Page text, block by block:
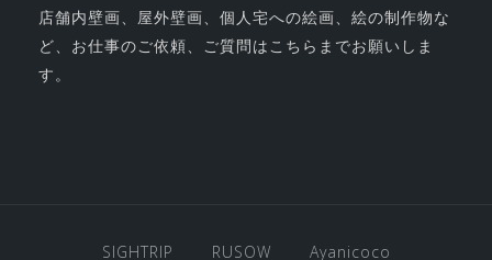
店舗内壁画、屋外壁画、個人宅への絵画、絵の制作物な
ど、お仕事のご依頼、ご質問はこちらまでお願いしま
す。
SIGHTRIP RUSOW Ayanicoco